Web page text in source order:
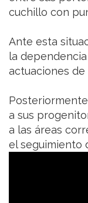
cuchillo con
Ante esta
la
actuaciones de
a sus
a las áreas
el seguimiento